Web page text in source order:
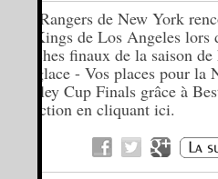
Les Rangers de New York
les Kings de Los Angeles lors
matches finaux de la saison
sur glace - Vos places pour la
Stanley Cup Finals grâce à
Selection en cliquant ici.